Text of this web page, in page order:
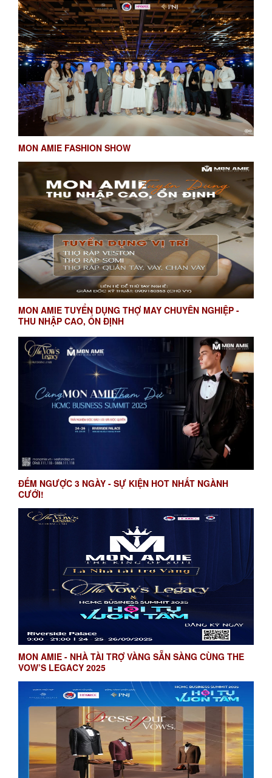
MON AMIE FASHION SHOW
MON AMIE TUYỂN DỤNG THỢ MAY CHUYÊN NGHIỆP -
THU NHẬP CAO, ỔN ĐỊNH
ĐẾM NGƯỢC 3 NGÀY - SỰ KIỆN HOT NHẤT NGÀNH
CƯỚI!
MON AMIE - NHÀ TÀI TRỢ VÀNG SẴN SÀNG CÙNG THE
VOW’S LEGACY 2025